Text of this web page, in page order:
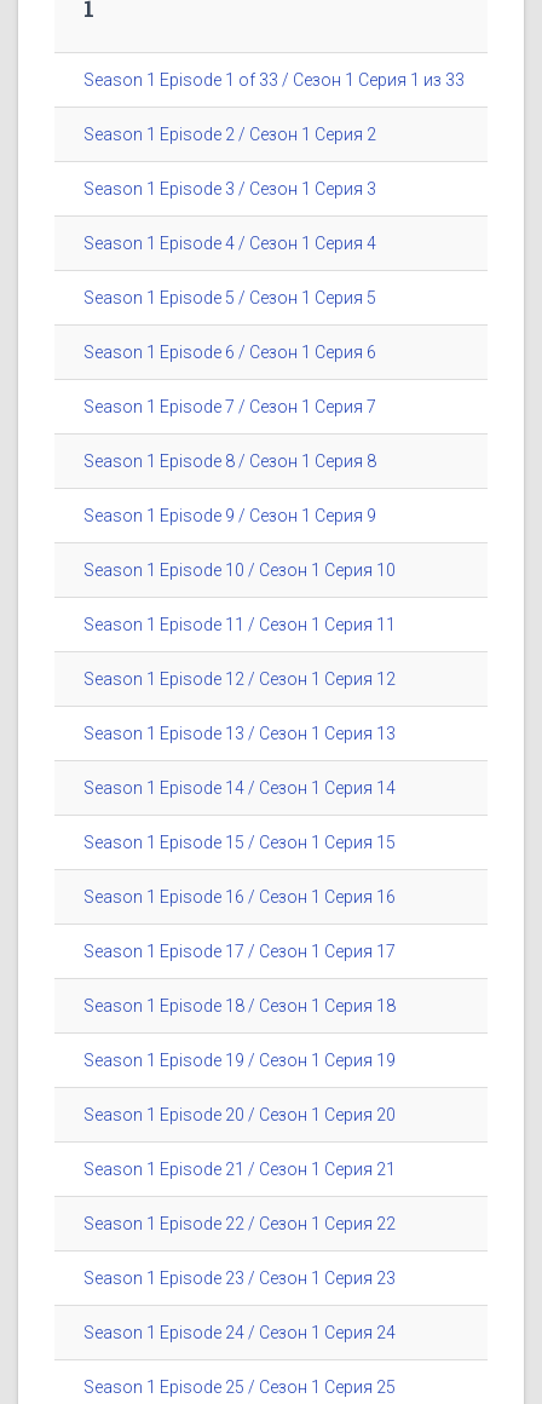
1
Season 1 Episode 1 of 33 / Сезон 1 Серия 1 из 33
Season 1 Episode 2 / Сезон 1 Серия 2
Season 1 Episode 3 / Сезон 1 Серия 3
Season 1 Episode 4 / Сезон 1 Серия 4
Season 1 Episode 5 / Сезон 1 Серия 5
Season 1 Episode 6 / Сезон 1 Серия 6
Season 1 Episode 7 / Сезон 1 Серия 7
Season 1 Episode 8 / Сезон 1 Серия 8
Season 1 Episode 9 / Сезон 1 Серия 9
Season 1 Episode 10 / Сезон 1 Серия 10
Season 1 Episode 11 / Сезон 1 Серия 11
Season 1 Episode 12 / Сезон 1 Серия 12
Season 1 Episode 13 / Сезон 1 Серия 13
Season 1 Episode 14 / Сезон 1 Серия 14
Season 1 Episode 15 / Сезон 1 Серия 15
Season 1 Episode 16 / Сезон 1 Серия 16
Season 1 Episode 17 / Сезон 1 Серия 17
Season 1 Episode 18 / Сезон 1 Серия 18
Season 1 Episode 19 / Сезон 1 Серия 19
Season 1 Episode 20 / Сезон 1 Серия 20
Season 1 Episode 21 / Сезон 1 Серия 21
Season 1 Episode 22 / Сезон 1 Серия 22
Season 1 Episode 23 / Сезон 1 Серия 23
Season 1 Episode 24 / Сезон 1 Серия 24
Season 1 Episode 25 / Сезон 1 Серия 25